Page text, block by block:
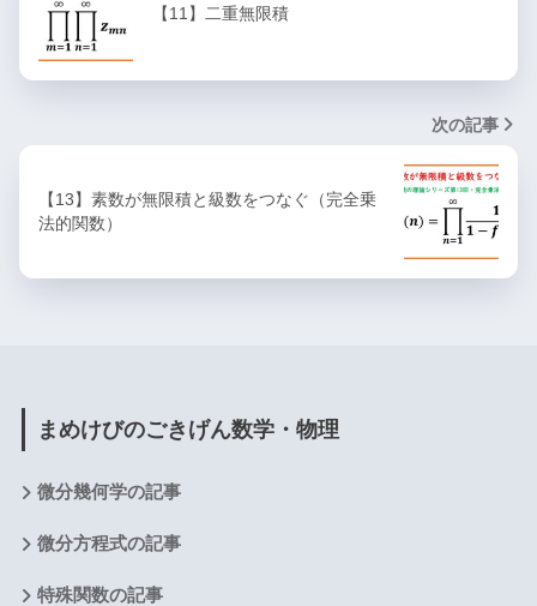
【11】二重無限積
次の記事
【13】素数が無限積と級数をつなぐ（完全乗
法的関数）
まめけびのごきげん数学・物理
微分幾何学の記事
微分方程式の記事
特殊関数の記事